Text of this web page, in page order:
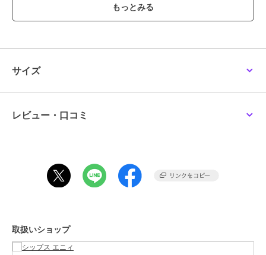
左胸にはさりげないワンポイントプリントを施し、シンプルながらも
程よいアクセントのあるデザインに仕上げました。
躍します。
カジュアルなボトムスとの相性も抜群で、性別を問わずユニセックス
----------------------------
透け感：無（ホワイト/ホワイト系のみやや有）
水洗い：洗濯機可
※末永く愛用頂く為に、アテンションタグ・洗濯ネームを必ずご確認
の上、着用又はお取り扱いください。
サイズ
レビュー・口コミ
取扱いショップ